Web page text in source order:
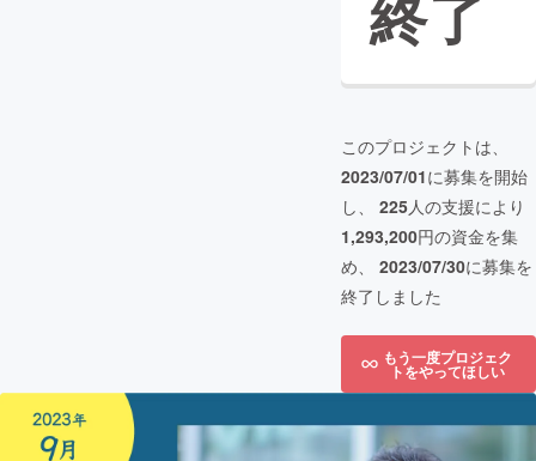
このプロジェクトは、
2023/07/01に募集を開始
し、 225人の支援により
1,293,200円の資金を集
め、 2023/07/30に募集を
終了しました
もう一度プロジェク
トをやってほしい